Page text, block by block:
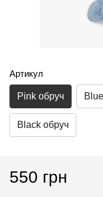
Артикул
Pink обруч
Black обруч
550 грн